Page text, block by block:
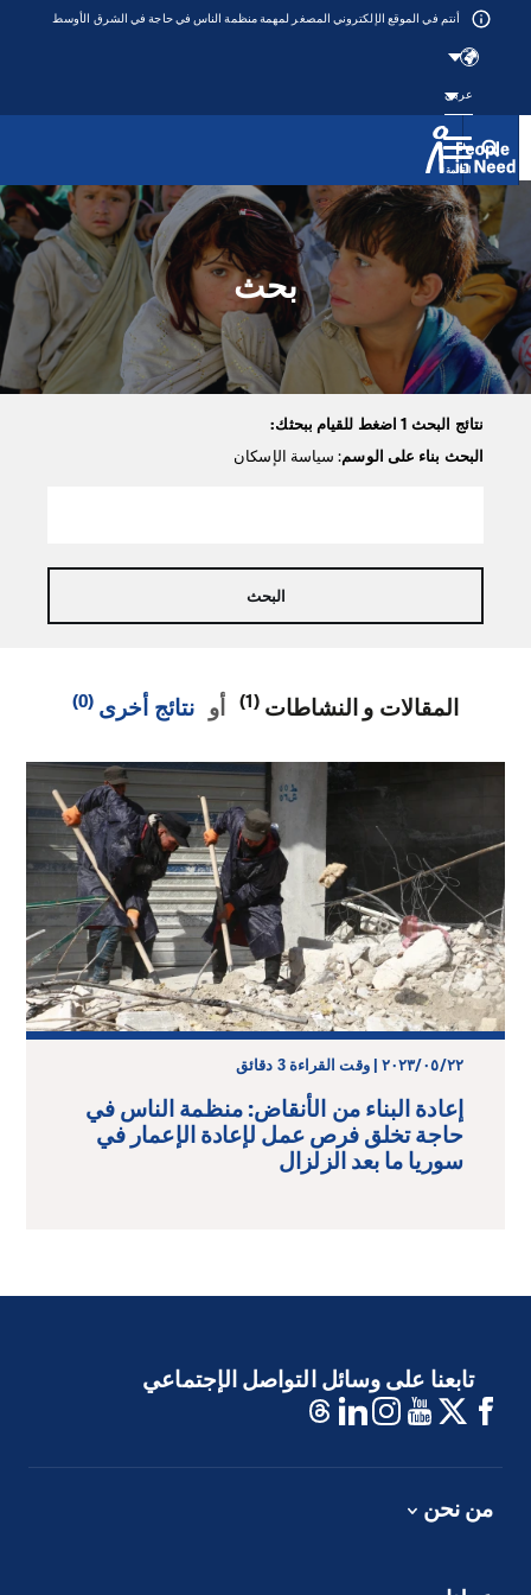
Přeskočit na obsah
أنتم في الموقع الإلكتروني المصغر لمهمة منظمة الناس في حاجة في الشرق الأوسط
عربي
القائمة
بحث
نتائج البحث 1 اضغط للقيام ببحثك:
البحث بناء على الوسم: سياسة الإسكان
المقالات و النشاطات أو نتائج أخرى
٢٢‏/٠٥‏/٢٠٢٣ | وقت القراءة 3 دقائق
إعادة البناء من الأنقاض: منظمة الناس في
حاجة تخلق فرص عمل لإعادة الإعمار في
سوريا ما بعد الزلزال
تابعنا على وسائل التواصل الإجتماعي
من نحن